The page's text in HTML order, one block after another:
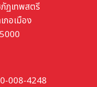
ฏเทพสตรี
ภอเมือง
008-4248